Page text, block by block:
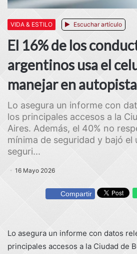
VIDA & ESTILO Escuchar artículo
El 16% de los
argentinos usa el
manejar en
Lo asegura un informe con
los principales accesos a la
Aires. Además, el 40% no
mínima de seguridad y bajó
seguri...
16 Mayo 2026
Compartir
Lo asegura un informe con datos
principales accesos a la Ciudad de